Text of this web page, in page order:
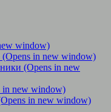
window)
in new window)
(Opens in new
in new window)
in new window)